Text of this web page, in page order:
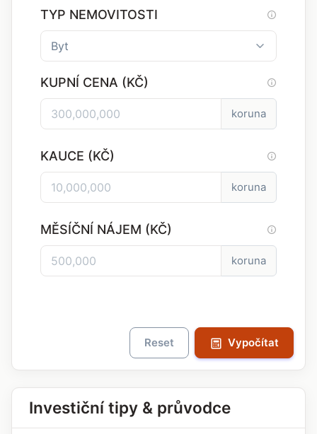
TYP NEMOVITOSTI
KUPNÍ CENA (KČ)
koruna
KAUCE (KČ)
koruna
MĚSÍČNÍ NÁJEM (KČ)
koruna
Reset Vypočítat
Investiční tipy & průvodce